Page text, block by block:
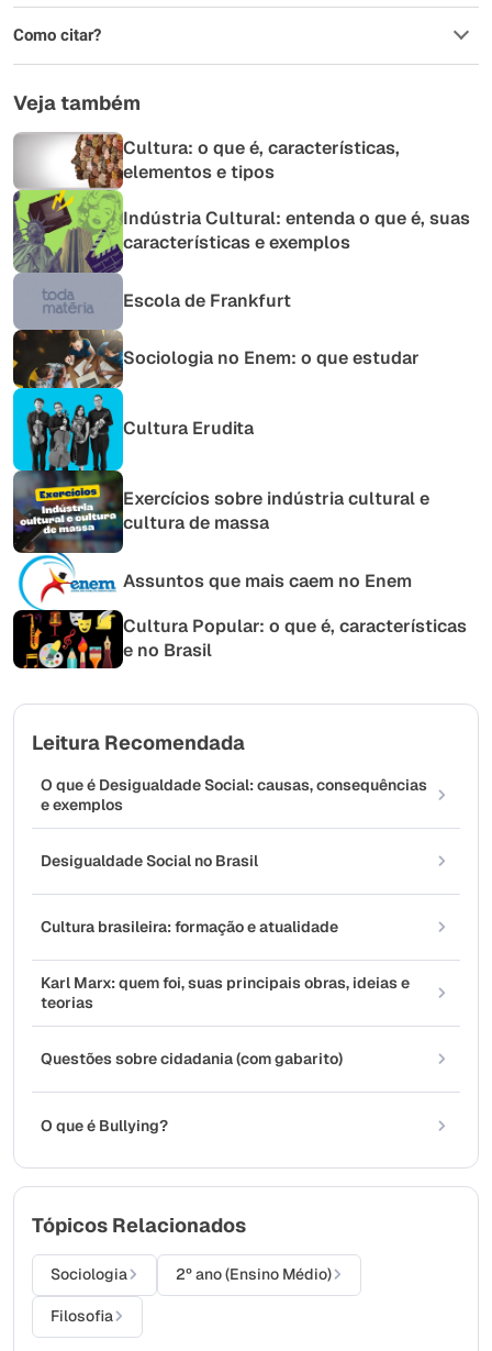
Como citar?
Veja também
Cultura: o que é, características,
elementos e tipos
Indústria Cultural: entenda o que é, suas
características e exemplos
Escola de Frankfurt
Sociologia no Enem: o que estudar
Cultura Erudita
Exercícios sobre indústria cultural e
cultura de massa
Assuntos que mais caem no Enem
Cultura Popular: o que é, características
e no Brasil
Leitura Recomendada
O que é Desigualdade Social: causas, consequências
e exemplos
Desigualdade Social no Brasil
Cultura brasileira: formação e atualidade
Karl Marx: quem foi, suas principais obras, ideias e
teorias
Questões sobre cidadania (com gabarito)
O que é Bullying?
Tópicos Relacionados
Sociologia 2º ano (Ensino Médio)
Filosofia